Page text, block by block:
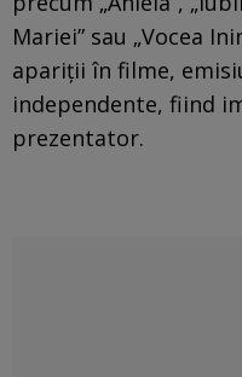
Mariei” sau „Vocea
apariții în filme,
independente, fiind
prezentator.